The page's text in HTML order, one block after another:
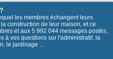
les membres échangent leurs
construction de leur maison, et ce
et aux 5 992 044 messages postés,
à vos questions sur l'administratif, la
le jardinage ...